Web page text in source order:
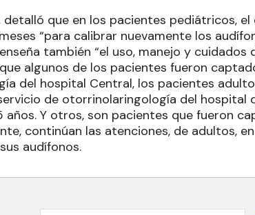
detalló que en los pacientes pediátricos,
“para calibrar nuevamente los
también “el uso, manejo y cuidados
algunos de los pacientes fueron
del hospital Central, los pacientes
de otorrinolaringología del hospital
años. Y otros, son pacientes que fueron
continúan las atenciones, de adultos,
audífonos.